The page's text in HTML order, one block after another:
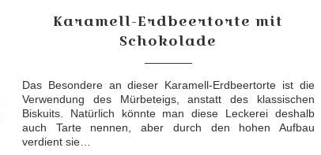
Karamell-Erdbeertorte mit
Schokolade
Das Besondere an dieser Karamell-Erdbeertorte ist die
Verwendung des Mürbeteigs, anstatt des klassischen
Biskuits. Natürlich könnte man diese Leckerei deshalb
auch Tarte nennen, aber durch den hohen Aufbau
verdient sie…